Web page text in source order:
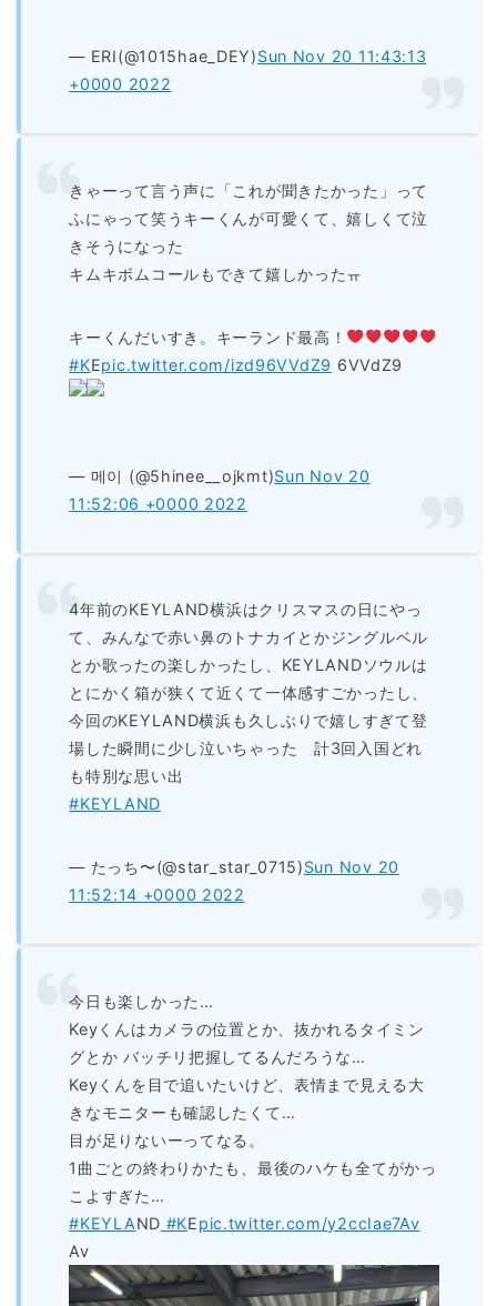
— ERI(@1015hae_DEY)Sun Nov 20 11:43:13
+0000 2022
きゃーって言う声に「これが聞きたかった」って
ふにゃって笑うキーくんが可愛くて、嬉しくて泣
きそうになった
キムキボムコールもできて嬉しかったㅠ
キーくんだいすき。キーランド最高！
#KEpic.twitter.com/izd96VVdZ9 6VVdZ9
— 메이 (@5hinee__ojkmt)Sun Nov 20
11:52:06 +0000 2022
4年前のKEYLAND横浜はクリスマスの日にやっ
て、みんなで赤い鼻のトナカイとかジングルベル
とか歌ったの楽しかったし、KEYLANDソウルは
とにかく箱が狭くて近くて一体感すごかったし、
今回のKEYLAND横浜も久しぶりで嬉しすぎて登
場した瞬間に少し泣いちゃった 計3回入国どれ
も特別な思い出
#KEYLAND
— たっち〜(@star_star_0715)Sun Nov 20
11:52:14 +0000 2022
今日も楽しかった…
Keyくんはカメラの位置とか、抜かれるタイミン
グとか バッチリ把握してるんだろうな…
Keyくんを目で追いたいけど、表情まで見える大
きなモニターも確認したくて…
目が足りないーってなる。
1曲ごとの終わりかたも、最後のハケも全てがかっ
こよすぎた…
#KEYLAND #KEpic.twitter.com/y2ccIae7Av
Av